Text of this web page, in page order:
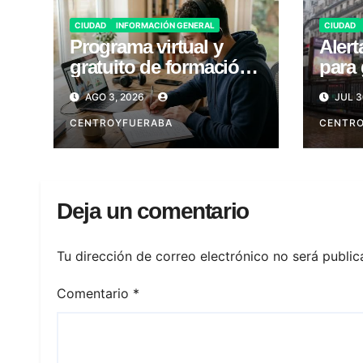
CIUDAD INFORMACIÓN GENERAL
Programa virtual y
gratuito de formación
laboral en CABA
AGO 3, 2026
CENTROYFUERABA
CIUDAD
para
JUL
Deja un comentario
Tu dirección de correo electrónico no será
Comentario *